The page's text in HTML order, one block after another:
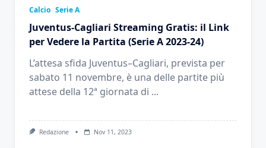
Calcio Serie A
Juventus-Cagliari Streaming Gratis: il Link
per Vedere la Partita (Serie A 2023-24)
L’attesa sfida Juventus–Cagliari, prevista per
sabato 11 novembre, è una delle partite più
attese della 12ª giornata di ...
Redazione Nov 11, 2023